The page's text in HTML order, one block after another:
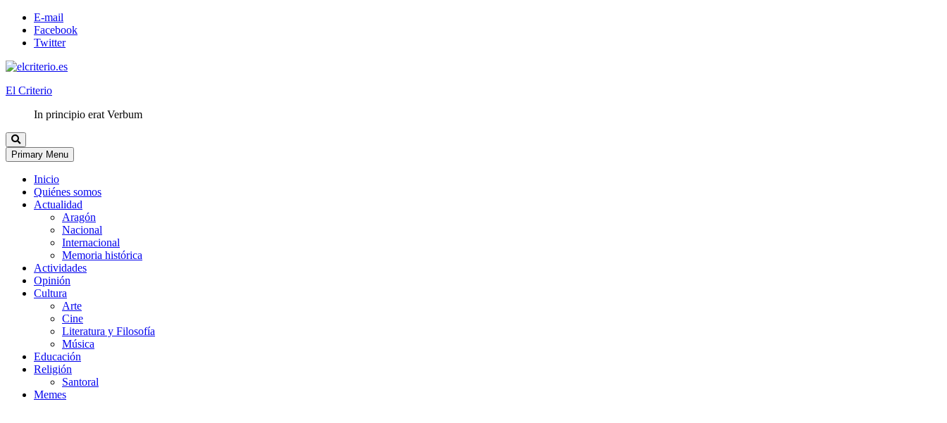
E-mail
Facebook
Twitter
El Criterio
In principio erat Verbum
Primary Menu
Inicio
Quiénes somos
Actualidad
Aragón
Nacional
Internacional
Memoria histórica
Actividades
Opinión
Cultura
Arte
Cine
Literatura y Filosofía
Música
Educación
Religión
Santoral
Memes